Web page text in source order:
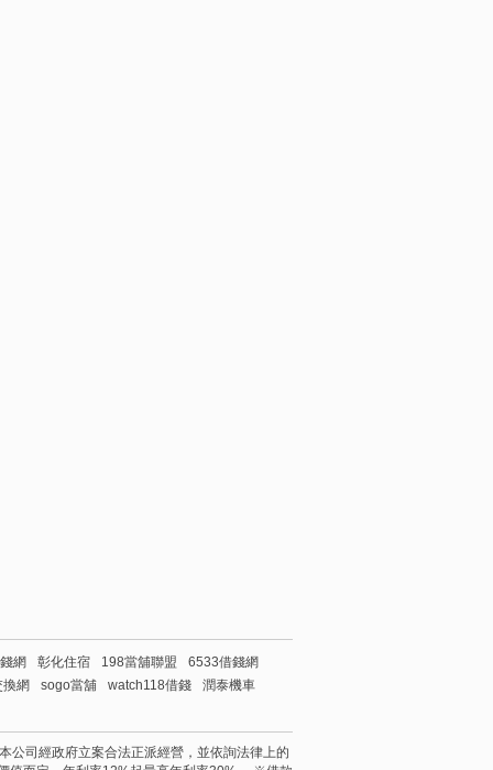
網 彰化住宿 198當舖聯盟
6533借錢網
換網 sogo當舖 watch118借錢
潤泰機車
公司經政府立案合法正派經營，並依詢法律上的